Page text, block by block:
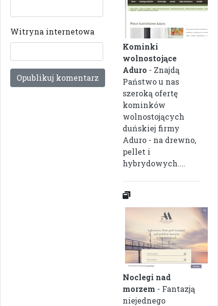
Witryna internetowa
Kominki
wolnostojące
Aduro - Znajdą
Państwo u nas
szeroką ofertę
kominków
wolnostojących
duńskiej firmy
Aduro - na drewno,
pellet i
hybrydowych....
Noclegi nad
morzem - Fantazją
niejednego